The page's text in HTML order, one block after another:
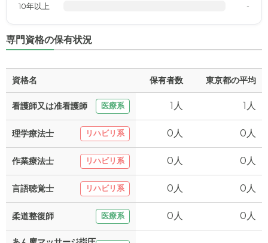
10年以上
-
専門資格の保有状況
資格名 保有者数 東京都の平均
看護師又は准看護師 医療系 1人 1人
理学療法士 リハビリ系 0人 0人
作業療法士 リハビリ系 0人 0人
言語聴覚士 リハビリ系 0人 0人
柔道整復師 医療系 0人 0人